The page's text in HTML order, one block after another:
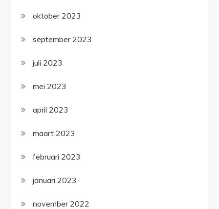
oktober 2023
september 2023
juli 2023
mei 2023
april 2023
maart 2023
februari 2023
januari 2023
november 2022